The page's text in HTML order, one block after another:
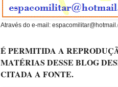
Através do e-mail:
É PERMITIDA A
MATÉRIAS DESSE BLOG
CITADA A FONTE.